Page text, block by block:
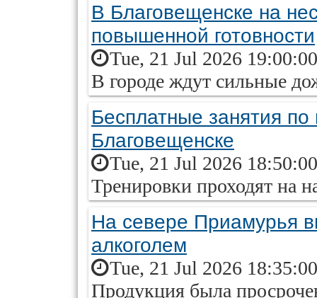
В Благовещенске на
повышенной готовности
Tue, 21 Jul 2026
В городе ждут сильные
Бесплатные занятия
Благовещенске
Tue, 21 Jul 2026
Тренировки проходят на
На севере Приамурья
алкоголем
Tue, 21 Jul 2026
Продукция была